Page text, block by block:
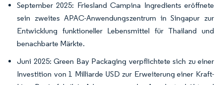
September 2025: Friesland Campina Ingredients eröffnete
sein zweites APAC-Anwendungszentrum in Singapur zur
Entwicklung funktioneller Lebensmittel für Thailand und
benachbarte Märkte.
Juni 2025: Green Bay Packaging verpflichtete sich zu einer
Investition von 1 Milliarde USD zur Erweiterung einer Kraft-